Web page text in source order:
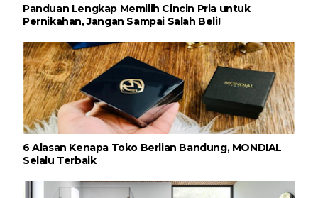
Panduan Lengkap Memilih Cincin Pria untuk
Pernikahan, Jangan Sampai Salah Beli!
6 Alasan Kenapa Toko Berlian Bandung, MONDIAL
Selalu Terbaik